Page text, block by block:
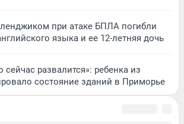
при атаке БПЛА погибли
языка и ее 12-летняя дочь
сейчас развалится»: ребенка из
состояние зданий в Приморье